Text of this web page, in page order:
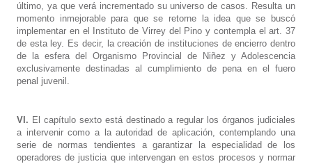
último, ya que verá incrementado su universo de casos. Resulta un
momento inmejorable para que se retorne la idea que se buscó
implementar en el Instituto de Virrey del Pino y contempla el art. 37
de esta ley. Es decir, la creación de instituciones de encierro dentro
de la esfera del Organismo Provincial de Niñez y Adolescencia
exclusivamente destinadas al cumplimiento de pena en el fuero
penal juvenil.
VI. El capítulo sexto está destinado a regular los órganos judiciales
a intervenir como a la autoridad de aplicación, contemplando una
serie de normas tendientes a garantizar la especialidad de los
operadores de justicia que intervengan en estos procesos y normar